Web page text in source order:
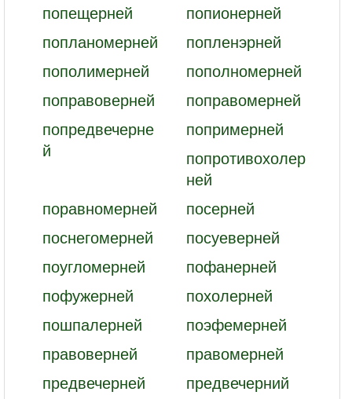
попещерней
попионерней
попланомерней
попленэрней
пополимерней
пополномерней
поправоверней
поправомерней
попредвечерне
й
попримерней
попротивохолер
ней
поравномерней
посерней
поснегомерней
посуеверней
поугломерней
пофанерней
пофужерней
похолерней
пошпалерней
поэфемерней
правоверней
правомерней
предвечерней
предвечерний